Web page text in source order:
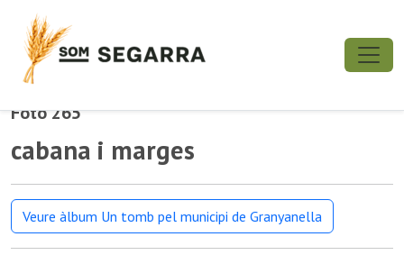
Foto 265
cabana i marges
Veure àlbum Un tomb pel municipi de Granyanella